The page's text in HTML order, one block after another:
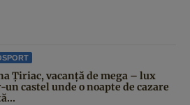
Țiriac, vacanță de mega – lux
castel unde o noapte de cazare